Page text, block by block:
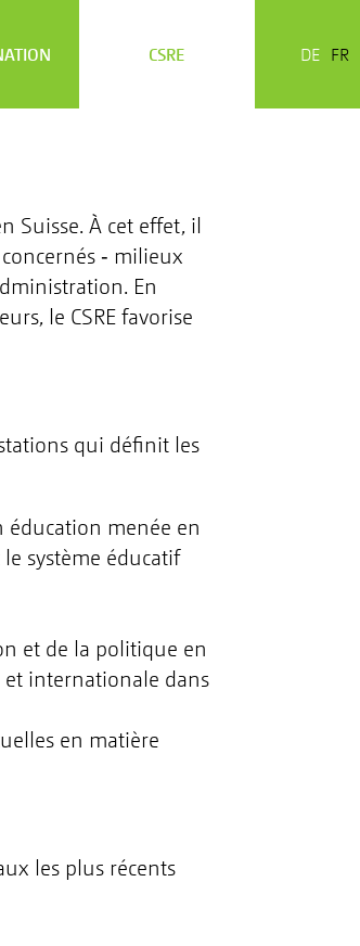
CSRE DE FR
Suisse. À cet effet, il
‑ milieux
En
le CSRE favorise
qui définit les
éducation menée en
système éducatif
et de la politique en
internationale dans
en matière
les plus récents